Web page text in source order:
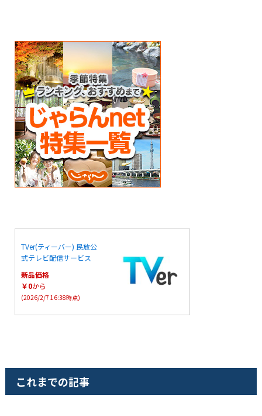
TVer(ティーバー) 民放公
式テレビ配信サービス
新品価格
￥0から
(2026/2/7 16:38時点)
これまでの記事